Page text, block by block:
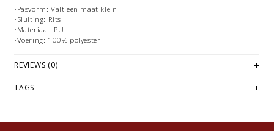
•Pasvorm: Valt één maat klein
•Sluiting: Rits
•Materiaal: PU
•Voering: 100% polyester
REVIEWS (0)
TAGS